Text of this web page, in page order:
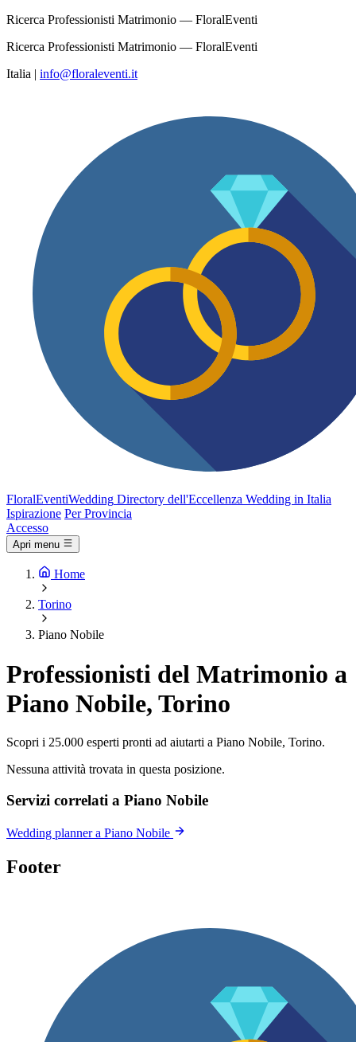
Ricerca Professionisti Matrimonio — FloralEventi
Ricerca Professionisti Matrimonio — FloralEventi
Italia | info@floraleventi.it
FloralEventiWedding Directory dell'Eccellenza Wedding in Italia
Ispirazione Per Provincia
Accesso
Apri menu
Home
Torino
Piano Nobile
Professionisti del Matrimonio a
Piano Nobile, Torino
Scopri i 25.000 esperti pronti ad aiutarti a Piano Nobile, Torino.
Nessuna attività trovata in questa posizione.
Servizi correlati a Piano Nobile
Wedding planner a Piano Nobile
Footer